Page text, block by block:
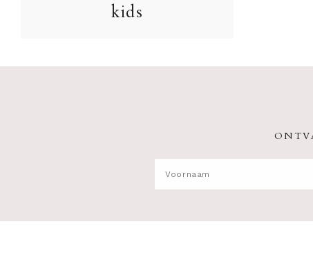
kids